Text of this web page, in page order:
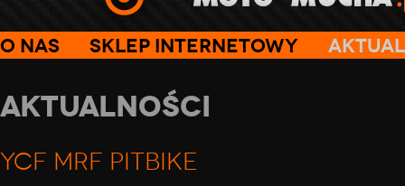
O nas Sklep internetowy
Aktualności
ycf mrf pitbike